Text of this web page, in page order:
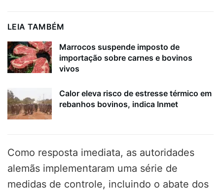
LEIA TAMBÉM
Marrocos suspende imposto de
importação sobre carnes e bovinos
vivos
Calor eleva risco de estresse térmico em
rebanhos bovinos, indica Inmet
Como resposta imediata, as autoridades
alemãs implementaram uma série de
medidas de controle, incluindo o abate dos